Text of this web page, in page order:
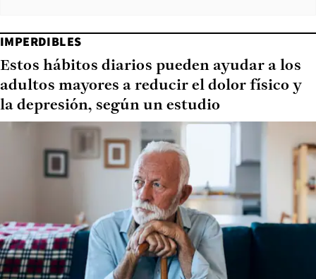
IMPERDIBLES
Estos hábitos diarios pueden ayudar a los
adultos mayores a reducir el dolor físico y
la depresión, según un estudio